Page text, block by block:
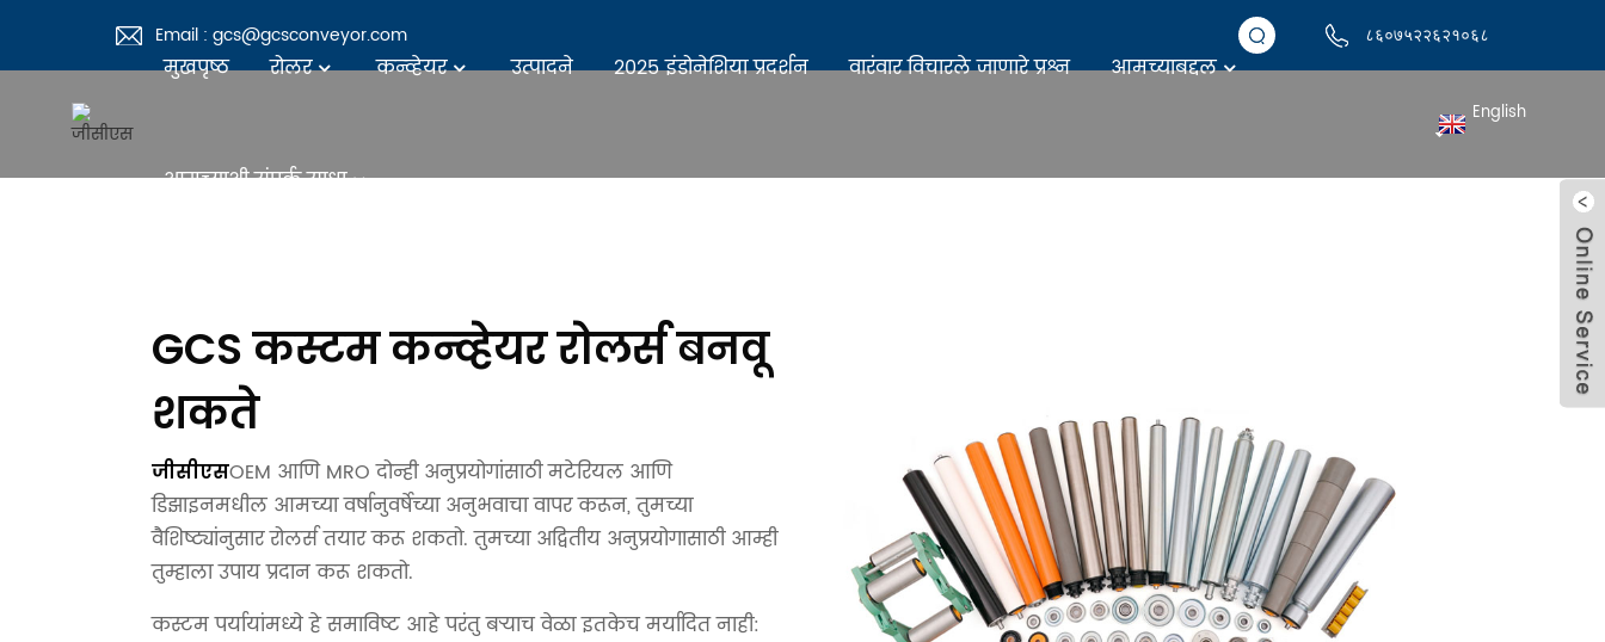
Email : gcs@gcsconveyor.com ८६०७५२२६२१०६८
मुखपृष्ठ रोलर कन्व्हेयर उत्पादने २०२५ इंडोनेशिया प्रदर्शन वारंवार विचारले जाणारे प्रश्न आमच्याबद्दल
आमच्याशी संपर्क साधा
English
कन्व्हेयर रोलर कस्टम
GCS कस्टम कन्व्हेयर रोलर्स बनवू
शकते
जीसीएसOEM आणि MRO दोन्ही अनुप्रयोगांसाठी मटेरियल आणि
डिझाइनमधील आमच्या वर्षानुवर्षेच्या अनुभवाचा वापर करून, तुमच्या
वैशिष्ट्यांनुसार रोलर्स तयार करू शकतो. तुमच्या अद्वितीय अनुप्रयोगासाठी आम्ही
तुम्हाला उपाय प्रदान करू शकतो.
कस्टम पर्यायांमध्ये हे समाविष्ट आहे परंतु बर्‍याच वेळा इतकेच मर्यादित नाही: